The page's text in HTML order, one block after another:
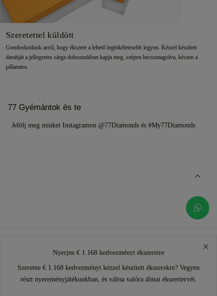
Szeretettel küldött
Gondoskodunk arról, hogy ékszere a lehető legtökéletesebb legyen. Kézzel készített
darabját a jellegzetes sárga dobozunkban kapja meg, szépen becsomagolva, készen a
pillanatra.
77 Gyémántok és te
Jelölj meg minket Instagramon @77Diamonds és #My77Diamonds
Nyerjen € 1.168 kedvezményt ékszereire
Szeretne € 1.168 kedvezményt kézzel készített ékszerekre? Vegyen
részt nyereményjátékunkban, és váltsa valóra álmai ékszertervét.